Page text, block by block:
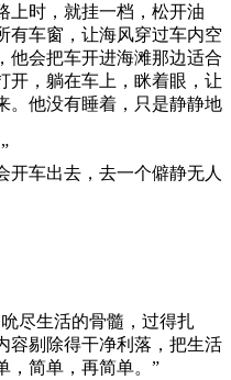
上时，就挂一档，松开油
有车窗，让海风穿过车内空
他会把车开进海滩那边适合
开，躺在车上，眯着眼，让
。他没有睡着，只是静静地
开车出去，去一个僻静无人
尽生活的骨髓，过得扎
容剔除得干净利落，把生活
，简单，再简单。”